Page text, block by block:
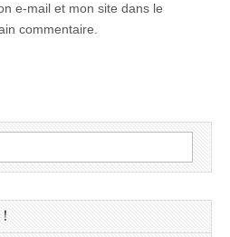
e-mail et mon site dans le
commentaire.
!